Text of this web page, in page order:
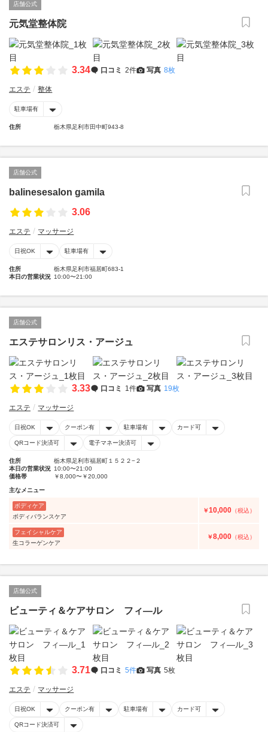
店舗公式
元気堂整体院
3.34 口コミ 2件 写真 8枚
エステ 整体
駐車場有
住所 栃木県足利市田中町943-8
店舗公式
balinesesalon gamila
3.06
エステ マッサージ
日祝OK 駐車場有
住所
栃木県足利市福居町683-1
本日の営業状況 10:00〜21:00
店舗公式
エステサロンリス・アージュ
3.33 口コミ 1件 写真 19枚
エステ マッサージ
日祝OK クーポン有 駐車場有 カード可
QRコード決済可 電子マネー決済可
住所
栃木県足利市福居町１５２２−２
本日の営業状況 10:00〜21:00
価格帯
￥8,000〜￥20,000
主なメニュー
ボディケア
ボディバランスケア
￥10,000 （税込）
フェイシャルケア
生コラーゲンケア
￥8,000 （税込）
店舗公式
ビューティ＆ケアサロン フィ―ル
3.71 口コミ 5件 写真 5枚
エステ マッサージ
日祝OK クーポン有 駐車場有 カード可
QRコード決済可